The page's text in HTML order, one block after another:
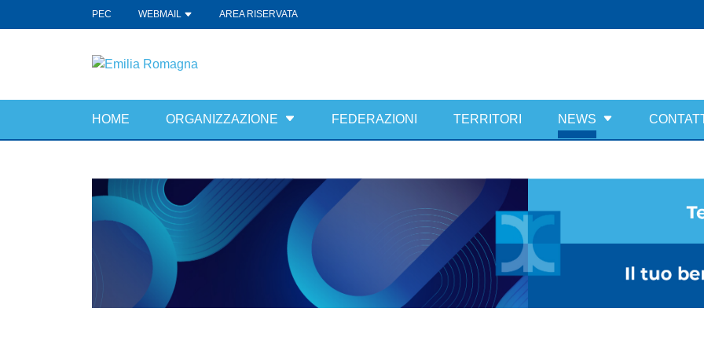
PEC WEBMAIL AREA RISERVATA
HOME ORGANIZZAZIONE FEDERAZIONI TERRITORI NEWS